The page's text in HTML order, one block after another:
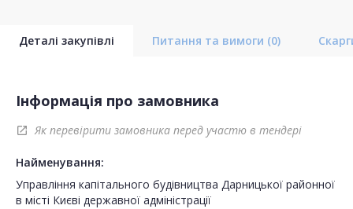
Деталі закупівлі Питання та вимоги (0)
Інформація про замовника
open_in_new Як перевірити замовника перед участю в тендері
Найменування:
Управління капітального будівництва Дарницької районної
в місті Києві державної адміністрації